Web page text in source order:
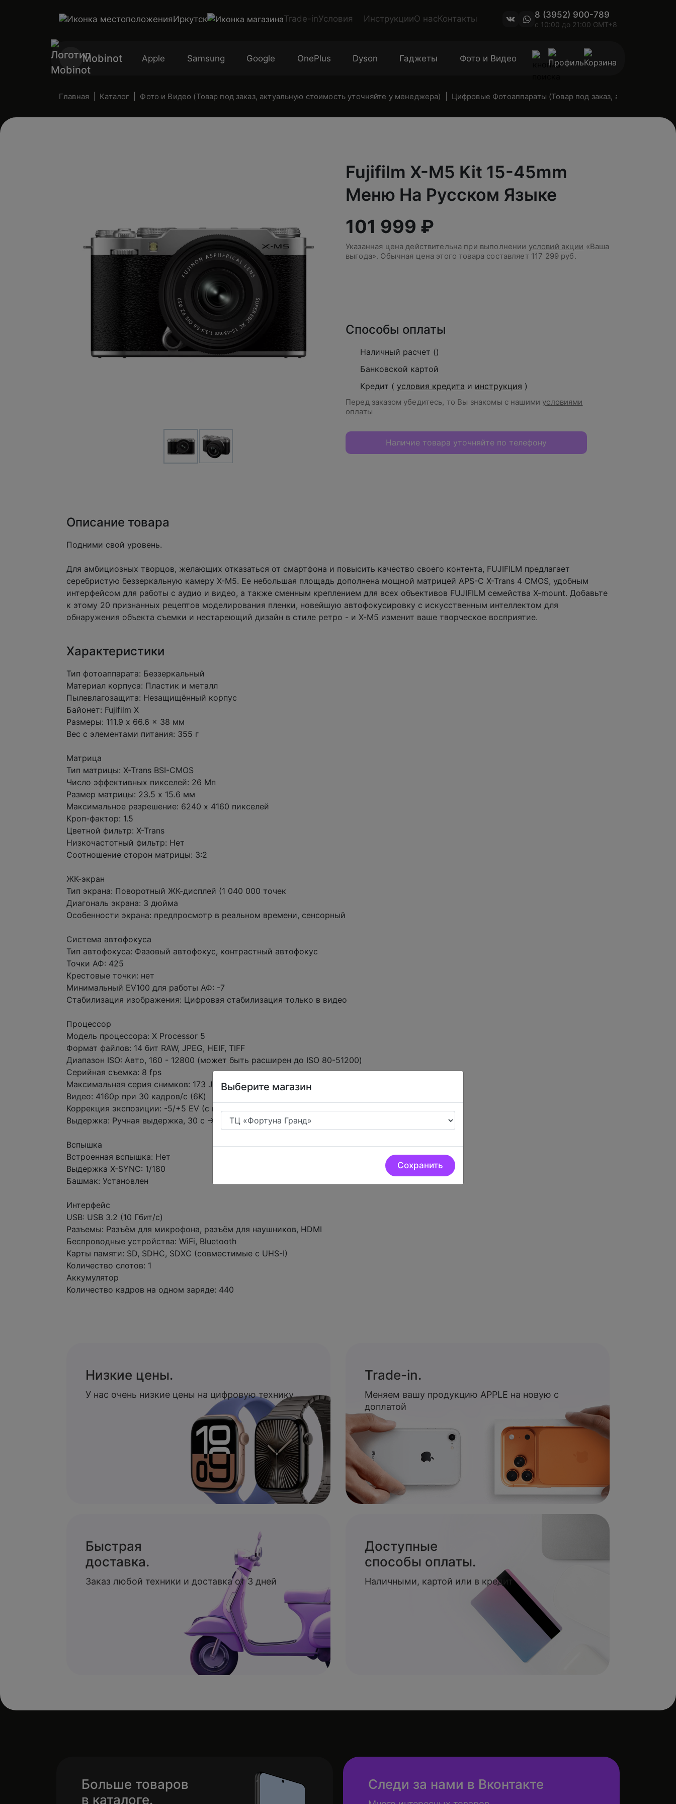
Иркутск Trade-inУсловия ИнструкцииО насКонтакты 8 (3952) 900-789
с 10:00 до 21:00 GMT+8
Mobinot Apple Samsung Google OnePlus Dyson Гаджеты Фото и Видео
Главная Каталог Фото и Видео (Товар под заказ, актуальную стоимость уточняйте у менеджера) Цифровые Фотоаппараты (Товар под заказ, актуальную
Выберите магазин
Сохранить
Fujifilm X-M5 Kit 15-45mm
Меню На Русском Языке
101 999 ₽
Указанная цена действительна при выполнении условий акции «Ваша
выгода». Обычная цена этого товара составляет 117 299 руб.
Способы оплаты
Наличный расчет ()
Банковской картой
Кредит ( условия кредита и инструкция )
Перед заказом убедитесь, то Вы знакомы с нашими условиями
оплаты
Наличие товара уточняйте по телефону
Описание товара
Подними свой уровень.
Для амбициозных творцов, желающих отказаться от смартфона и повысить качество своего контента, FUJIFILM предлагает
серебристую беззеркальную камеру X-M5. Ее небольшая площадь дополнена мощной матрицей APS-C X-Trans 4 CMOS, удобным
интерфейсом для работы с аудио и видео, а также сменным креплением для всех объективов FUJIFILM семейства X-mount. Добавьте
к этому 20 признанных рецептов моделирования пленки, новейшую автофокусировку с искусственным интеллектом для
обнаружения объекта съемки и нестареющий дизайн в стиле ретро - и X-M5 изменит ваше творческое восприятие.
Характеристики
Тип фотоаппарата: Беззеркальный
Материал корпуса: Пластик и металл
Пылевлагозащита: Незащищённый корпус
Байонет: Fujifilm X
Размеры: 111.9 x 66.6 x 38 мм
Вес с элементами питания: 355 г
Матрица
Тип матрицы: X-Trans BSI-CMOS
Число эффективных пикселей: 26 Мп
Размер матрицы: 23.5 x 15.6 мм
Максимальное разрешение: 6240 x 4160 пикселей
Кроп-фактор: 1.5
Цветной фильтр: X-Trans
Низкочастотный фильтр: Нет
Соотношение сторон матрицы: 3:2
ЖК-экран
Тип экрана: Поворотный ЖК-дисплей (1 040 000 точек
Диагональ экрана: 3 дюйма
Особенности экрана: предпросмотр в реальном времени, сенсорный
Система автофокуса
Тип автофокуса: Фазовый автофокус, контрастный автофокус
Точки АФ: 425
Крестовые точки: нет
Минимальный EV100 для работы АФ: -7
Стабилизация изображения: Цифровая стабилизация только в видео
Процессор
Модель процессора: X Processor 5
Формат файлов: 14 бит RAW, JPEG, HEIF, TIFF
Диапазон ISO: Авто, 160 - 12800 (может быть расширен до ISO 80-51200)
Серийная съемка: 8 fps
Максимальная серия снимков: 173 JPEG снимков 25 RAW снимков
Видео: 4160p при 30 кадров/с (6K)
Коррекция экспозиции: -5/+5 EV (с шагом 1/3 EV)
Выдержка: Ручная выдержка, 30 с → 1/4000 с
Вспышка
Встроенная вспышка: Нет
Выдержка X-SYNC: 1/180
Башмак: Установлен
Интерфейс
USB: USB 3.2 (10 Гбит/с)
Разъемы: Разъём для микрофона, разъём для наушников, HDMI
Беспроводные устройства: WiFi, Bluetooth
Карты памяти: SD, SDHC, SDXC (совместимые с UHS-I)
Количество слотов: 1
Аккумулятор
Количество кадров на одном заряде: 440
Низкие цены.
У нас очень низкие цены на цифровую технику
Trade-in.
Меняем вашу продукцию APPLE на новую с
доплатой
Быстрая
доставка.
Заказ любой техники и доставка от 3 дней
Доступные
способы оплаты.
Наличными, картой или в кредит
Больше товаров
в каталоге.
Следи за нами в Вконтакте